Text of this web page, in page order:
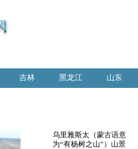
吉林 黑龙江 山东
乌里雅斯太（蒙古语意
为“有杨树之山”）山景